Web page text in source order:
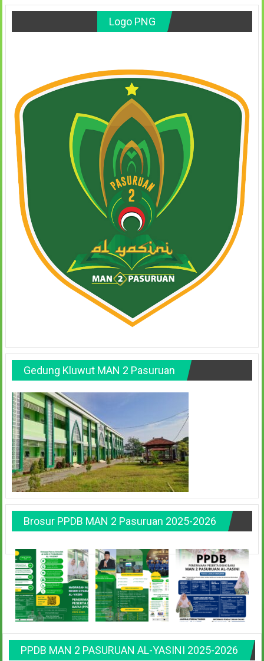
Logo PNG
Gedung Kluwut MAN 2 Pasuruan
Brosur PPDB MAN 2 Pasuruan 2025-2026
PPDB MAN 2 PASURUAN AL-YASINI 2025-2026